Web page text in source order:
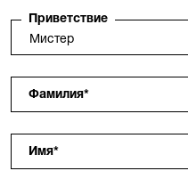
Приветствие
Фамилия*
Имя*